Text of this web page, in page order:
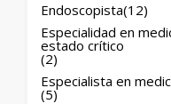
Endoscopista(12)
Especialidad en
estado crítico
(2)
Especialista en
(5)